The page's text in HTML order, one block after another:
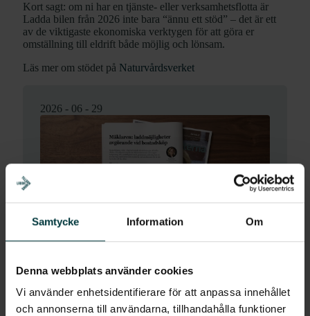
Samtycke Information Om
Denna webbplats använder cookies
Vi använder enhetsidentifierare för att anpassa innehållet
och annonserna till användarna, tillhandahålla funktioner
2026 - 06 - 29
bostadsköp
Kort sagt: om ni har en tjänste- eller verksamhetsflotta är
Ladda bilen från 2026 inte bara “ännu ett stöd” – det är ett
av de viktigaste ekonomiska verktygen för att göra er
omställning till eldrift både möjlig och lönsam.
Läs mer om stödet på Naturvårdsverket